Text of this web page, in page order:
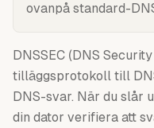
ovanpå standard-
DNSSEC (DNS
tilläggsprotokoll till
DNS-svar. När du slår
din dator verifiera att